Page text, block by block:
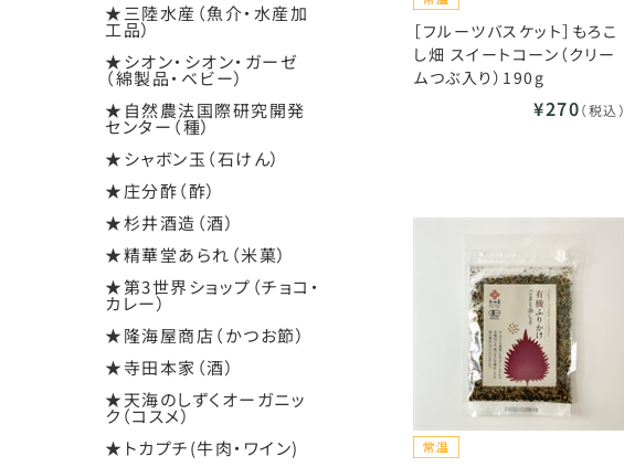
★三陸水産（魚介・水産加
工品）
★シオン・シオン・ガーゼ
（綿製品・ベビー）
★自然農法国際研究開発
センター（種）
★シャボン玉（石けん）
★庄分酢（酢）
★杉井酒造（酒）
★精華堂あられ（米菓）
★第3世界ショップ（チョコ・
カレー）
★隆海屋商店（かつお節）
★寺田本家（酒）
★天海のしずくオーガニッ
ク（コスメ）
★トカプチ(牛肉・ワイン)
［フルーツバスケット］もろこ
し畑 スイートコーン（クリー
ムつぶ入り）190g
¥270（税込）